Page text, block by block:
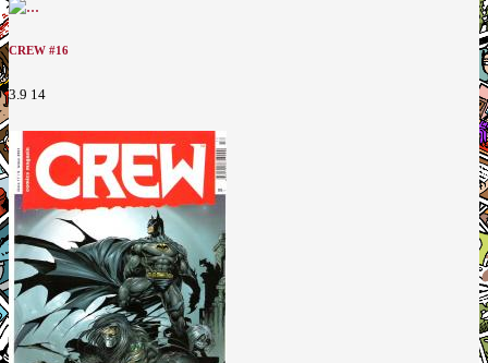
CREW #16
3.9 14